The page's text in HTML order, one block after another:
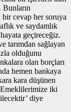
Bunların
cevap her soruya
ve saydamlık
geçireceğiz.
tarımdan sağlayan
olduğunu
olan borçları
hemen bankaya
kara düşünen
iki
diye